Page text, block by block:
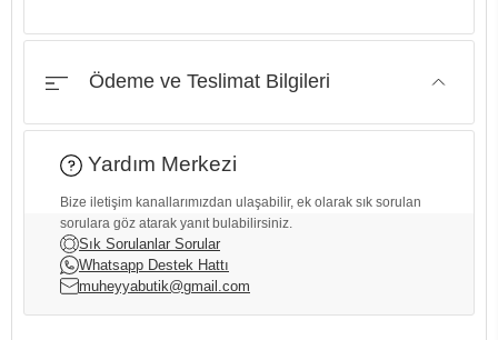
Ödeme ve Teslimat Bilgileri
Yardım Merkezi
Bize iletişim kanallarımızdan ulaşabilir, ek olarak sık sorulan
sorulara göz atarak yanıt bulabilirsiniz.
Sık Sorulanlar Sorular
Whatsapp Destek Hattı
muheyyabutik@gmail.com